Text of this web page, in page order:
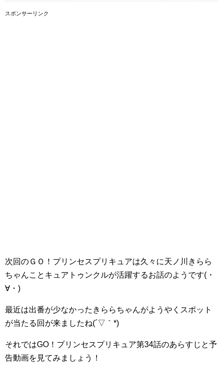
スポンサーリンク
次回のＧＯ！プリンセスプリキュアは久々に天ノ川きらら
ちゃんことキュアトゥンクルが活躍するお話のようです(・
∀・)
最近は出番が少なかったきららちゃんがようやくスポット
が当たる回が来ましたね(´▽｀*)
それではGO！プリンセスプリキュア第34話のあらすじと予
告動画を見てみましょう！